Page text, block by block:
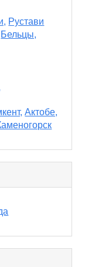
Рустави
Бельцы,
Актобе,